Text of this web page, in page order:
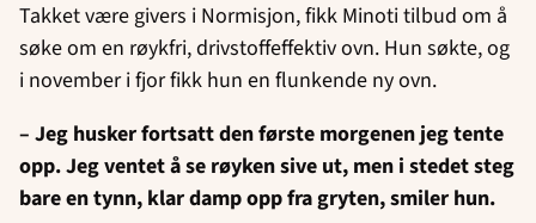
Takket være givers i Normisjon, fikk Minoti tilbud om å
søke om en røykfri, drivstoffeffektiv ovn. Hun søkte, og
i november i fjor fikk hun en flunkende ny ovn.
– Jeg husker fortsatt den første morgenen jeg tente
opp. Jeg ventet å se røyken sive ut, men i stedet steg
bare en tynn, klar damp opp fra gryten, smiler hun.